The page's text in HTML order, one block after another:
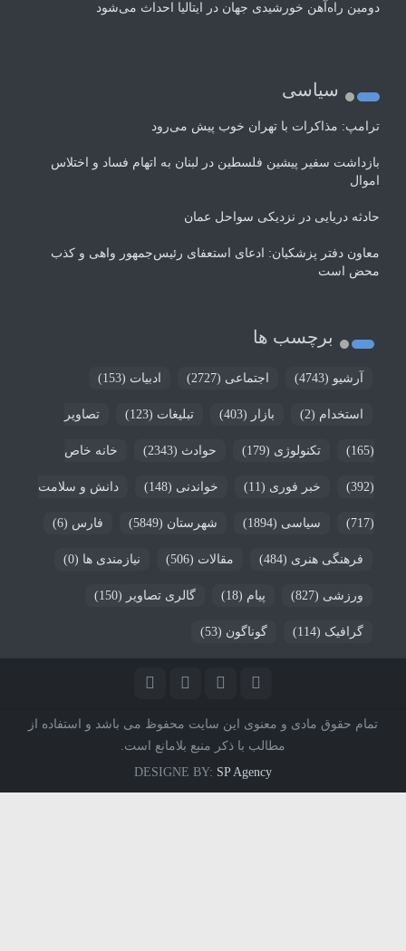
دومین راه‌آهن خورشیدی جهان در ایتالیا احداث می‌شود
سیاسی
ترامپ: مذاکرات با تهران خوب پیش می‌رود
بازداشت سفیر پیشین فلسطین در لبنان به اتهام فساد و اختلاس
اموال
حادثه دریایی در نزدیکی سواحل عمان
معاون دفتر پزشکیان: ادعای استعفای رئیس‌جمهور واهی و کذب
محض است
برچسب ها
آرشیو (4743) اجتماعی (2727) ادبیات (153)
استخدام (2) بازار (403) تبلیغات (123) تصاویر
(165) تکنولوژی (179) حوادث (2343) خانه خاص
(392) خبر فوری (11) خواندنی (148) دانش و سلامت
(717) سیاسی (1894) شهرستان (5849) فارس (6)
فرهنگی هنری (484) مقالات (506) نیازمندی ها (0)
ورزشی (827) پیام (18) گالری تصاویر (150)
گرافیک (114) گوناگون (53)
تمام حقوق مادی و معنوی این سایت محفوظ می باشد و استفاده از
مطالب با ذکر منبع بلامانع است.
DESIGNE BY: SP Agency